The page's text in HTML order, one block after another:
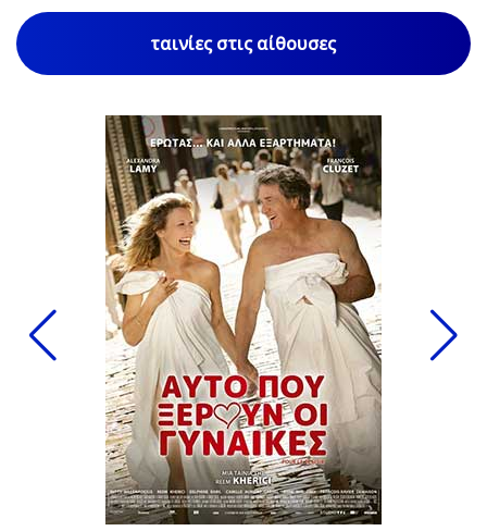
ταινίες στις αίθουσες